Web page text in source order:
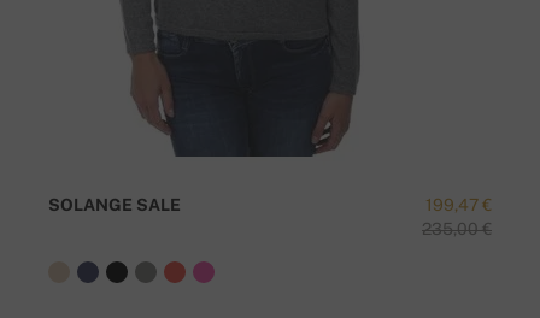
199,47 €
235,00 €
SOLANGE SALE